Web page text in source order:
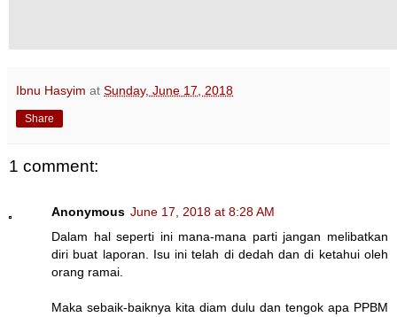
Ibnu Hasyim at Sunday, June 17, 2018
Share
1 comment:
Anonymous June 17, 2018 at 8:28 AM
Dalam hal seperti ini mana-mana parti jangan melibatkan
diri buat laporan. Isu ini telah di dedah dan di ketahui oleh
orang ramai.
Maka sebaik-baiknya kita diam dulu dan tengok apa PPBM